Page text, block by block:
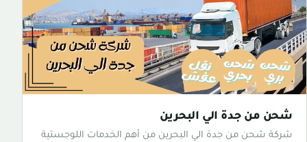
شحن من جدة الي البحرين
شركة شحن من جدة الي البحرين من أهم الخدمات اللوجستية